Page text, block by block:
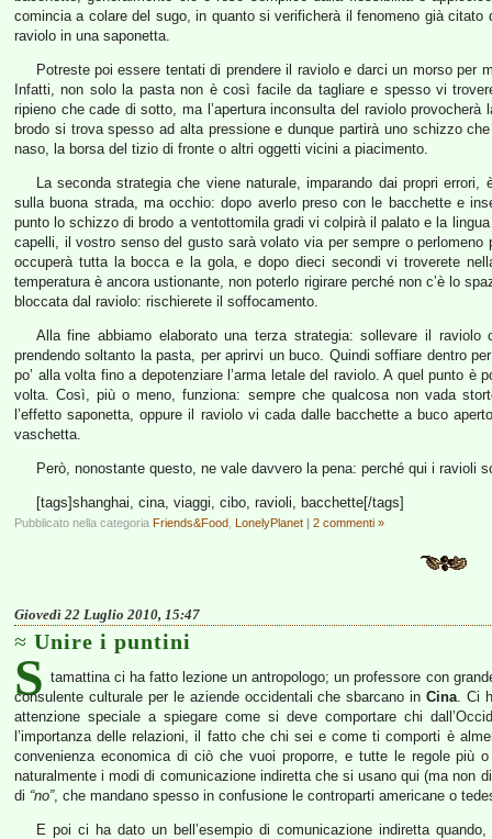
comincia a colare del sugo, in quanto si verificherà il fenomeno già citato
raviolo in una saponetta.
Potreste poi essere tentati di prendere il raviolo e darci un morso per
Infatti, non solo la pasta non è così facile da tagliare e spesso vi
ripieno che cade di sotto, ma l’apertura inconsulta del raviolo
brodo si trova spesso ad alta pressione e dunque partirà uno schizzo
naso, la borsa del tizio di fronte o altri oggetti vicini a piacimento.
La seconda strategia che viene naturale, imparando dai propri
sulla buona strada, ma occhio: dopo averlo preso con le bacchette e
punto lo schizzo di brodo a ventottomila gradi vi colpirà il palato e la
capelli, il vostro senso del gusto sarà volato via per sempre o
occuperà tutta la bocca e la gola, e dopo dieci secondi vi troverete
temperatura è ancora ustionante, non poterlo rigirare perché non c’è lo
bloccata dal raviolo: rischierete il soffocamento.
Alla fine abbiamo elaborato una terza strategia: sollevare il
prendendo soltanto la pasta, per aprirvi un buco. Quindi soffiare dentro
po’ alla volta fino a depotenziare l’arma letale del raviolo. A quel punto è
volta. Così, più o meno, funziona: sempre che qualcosa non vada
l’effetto saponetta, oppure il raviolo vi cada dalle bacchette a buco
vaschetta.
Però, nonostante questo, ne vale davvero la pena: perché qui i ravioli
[tags]shanghai, cina, viaggi, cibo, ravioli, bacchette[/tags]
Pubblicato nella categoria Friends&Food LonelyPlanet | 2 commenti »
Giovedì 22 Luglio 2010, 15:47
Unire i puntini
S tamattina ci ha fatto lezione un antropologo; un professore con
consulente culturale per le aziende occidentali che sbarcano inCina . Ci
attenzione speciale a spiegare come si deve comportare chi
l’importanza delle relazioni, il fatto che chi sei e come ti comporti è
convenienza economica di ciò che vuoi proporre, e tutte le regole più
naturalmente i modi di comunicazione indiretta che si usano qui (ma non
di “no”, che mandano spesso in confusione le controparti americane o
E poi ci ha dato un bell’esempio di comunicazione indiretta